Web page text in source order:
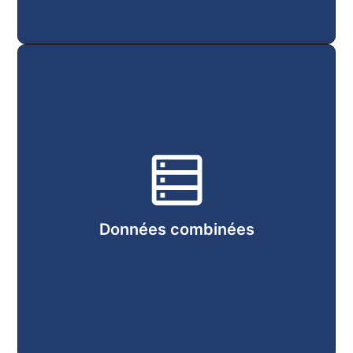
Données combinées
Combiner les mesures des SNO avec les
observations de terrain et satellites pour
une vision plus complète et robuste de
l’évolution atmosphérique.